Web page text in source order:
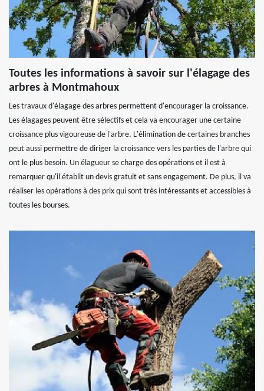
Toutes les informations à savoir sur l'élagage des
arbres à Montmahoux
Les travaux d'élagage des arbres permettent d'encourager la croissance.
Les élagages peuvent être sélectifs et cela va encourager une certaine
croissance plus vigoureuse de l'arbre. L'élimination de certaines branches
peut aussi permettre de diriger la croissance vers les parties de l'arbre qui
ont le plus besoin. Un élagueur se charge des opérations et il est à
remarquer qu'il établit un devis gratuit et sans engagement. De plus, il va
réaliser les opérations à des prix qui sont très intéressants et accessibles à
toutes les bourses.